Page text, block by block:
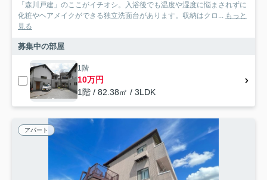
「森川戸建」のここがイチオシ。入浴後でも温度や湿度に悩まされずに
化粧やヘアメイクができる独立洗面台があります。収納はクロ... もっと
見る
募集中の部屋
1階
10万円
1階 / 82.38㎡ / 3LDK
アパート